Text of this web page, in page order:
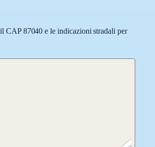
CAP 87040 e le indicazioni stradali per